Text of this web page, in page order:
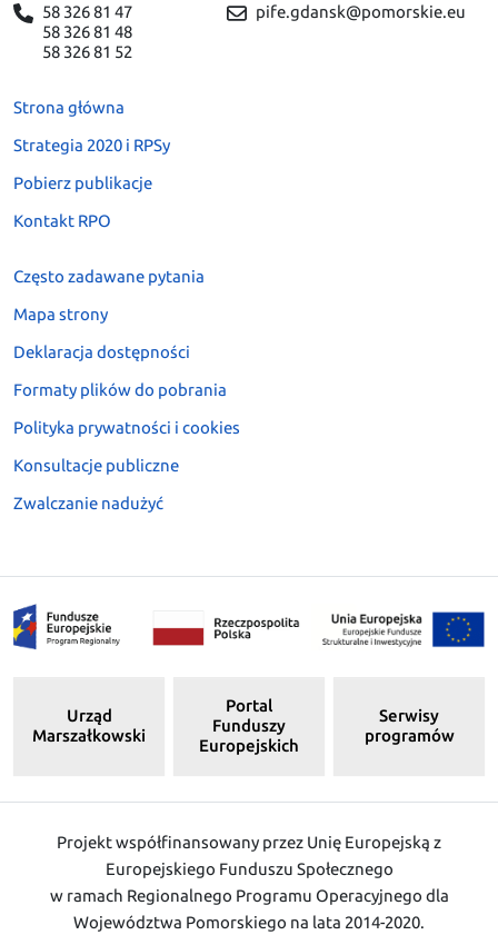
58 326 81 47
58 326 81 48
58 326 81 52
pife.gdansk@pomorskie.eu
Strona główna
Strategia 2020 i RPSy
Pobierz publikacje
Kontakt RPO
Często zadawane pytania
Mapa strony
Deklaracja dostępności
Formaty plików do pobrania
Polityka prywatności i cookies
Konsultacje publiczne
Zwalczanie nadużyć
Urząd
Marszałkowski
Portal
Funduszy
Europejskich
Serwisy
programów
Projekt współfinansowany przez Unię Europejską z
Europejskiego Funduszu Społecznego
w ramach Regionalnego Programu Operacyjnego dla
Województwa Pomorskiego na lata 2014-2020.